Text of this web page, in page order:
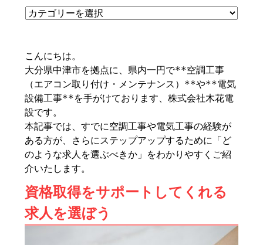
こんにちは。
大分県中津市を拠点に、県内一円で**空調工事
（エアコン取り付け・メンテナンス）**や**電気
設備工事**を手がけております、株式会社木花電
設です。
本記事では、すでに空調工事や電気工事の経験が
ある方が、さらにステップアップするために「ど
のような求人を選ぶべきか」をわかりやすくご紹
介いたします。
資格取得をサポートしてくれる
求人を選ぼう